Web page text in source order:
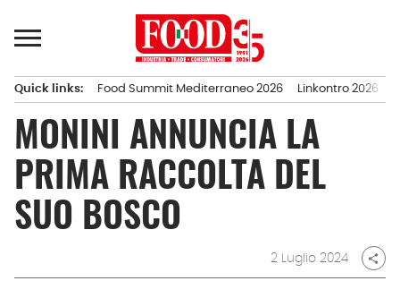
al
Quick links: Food Summit Mediterraneo 2026 Linkontro 2026
MONINI ANNUNCIA LA
PRIMA RACCOLTA DEL
SUO BOSCO
2 Luglio 2024 share